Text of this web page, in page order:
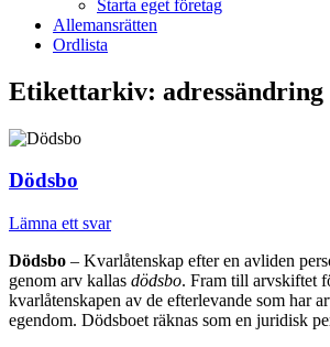
Starta eget företag
Allemansrätten
Ordlista
Etikettarkiv: adressändring
Dödsbo
Lämna ett svar
Dödsbo – Kvarlåtenskap efter en avliden
genom arv kallas dödsbo. Fram till arvskiftet
kvarlåtenskapen av de efterlevande som har
egendom. Dödsboet räknas som en juridisk